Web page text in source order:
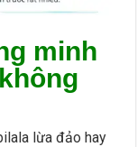
minh
lừa đảo hay